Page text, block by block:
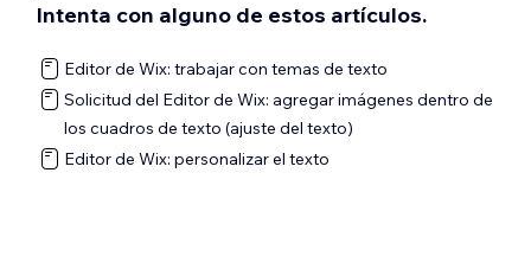
Intenta con alguno de estos artículos.
Editor de Wix: trabajar con temas de texto
Solicitud del Editor de Wix: agregar imágenes dentro de
los cuadros de texto (ajuste del texto)
Editor de Wix: personalizar el texto